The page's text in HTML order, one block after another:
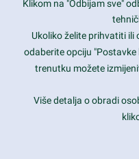
prothemes.net@gmail.com
Daily: 9:00 am - 6:00 pm
Sunday: Closed
Copyright 2017FRESHFACE© All
Klikom na "Odbijam sve"
Ukoliko želite prihvatiti ili
odaberite opciju
trenutku možete
Više detalja o obradi